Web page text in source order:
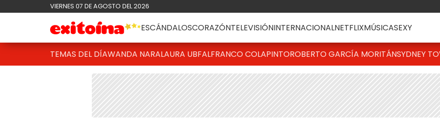
VIERNES 07 DE AGOSTO DEL 2026
ESCÁNDALOSCORAZÓNTELEVISIÓNINTERNACIONALNETFLIXMÚSICASEXY
TEMAS DEL DÍAWANDA NARALAURA UBFALFRANCO COLAPINTOROBERTO GARCÍA MORITÁNSYDNEY